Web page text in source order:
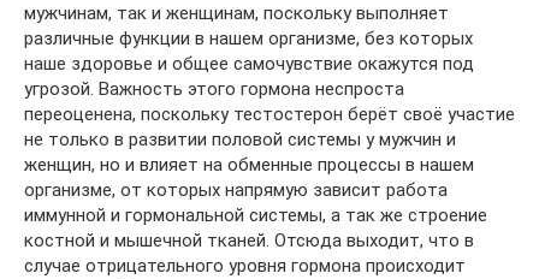
мужчинам, так и женщинам, поскольку выполняет
различные функции в нашем организме, без которых
наше здоровье и общее самочувствие окажутся под
угрозой. Важность этого гормона неспроста
переоценена, поскольку тестостерон берёт своё участие
не только в развитии половой системы у мужчин и
женщин, но и влияет на обменные процессы в нашем
организме, от которых напрямую зависит работа
иммунной и гормональной системы, а так же строение
костной и мышечной тканей. Отсюда выходит, что в
случае отрицательного уровня гормона происходит